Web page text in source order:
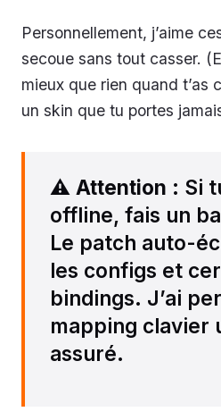
Personnellement, j’aime
secoue sans tout casser.
mieux que rien quand t’as
un skin que tu portes
⚠️ Attention : Si
offline, fais un
Le patch auto-
les configs et
bindings. J’ai
mapping clavier
assuré.